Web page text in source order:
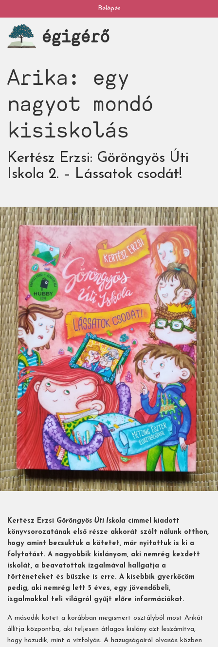
a
tartalomra
My
account
Belépés
égigérő
Arika: egy
nagyot mondó
kisiskolás
Kertész Erzsi: Göröngyös Úti
Iskola 2. – Lássatok csodát!
Kertész Erzsi Göröngyös Úti Iskola címmel kiadott
könyvsorozatának első része akkorát szólt nálunk otthon,
hogy amint becsuktuk a kötetet, már nyitottuk is ki a
folytatást. A nagyobbik kislányom, aki nemrég kezdett
iskolát, a beavatottak izgalmával hallgatja a
történeteket és büszke is erre. A kisebbik gyerkőcöm
pedig, aki nemrég lett 5 éves, egy jövendőbeli,
izgalmakkal teli világról gyűjt előre információkat.
A második kötet a korábban megismert osztályból most Arikát
állítja központba, aki teljesen átlagos kislány azt leszámítva,
hogy hazudik, mint a vízfolyás. A hazugságairól olvasás közben